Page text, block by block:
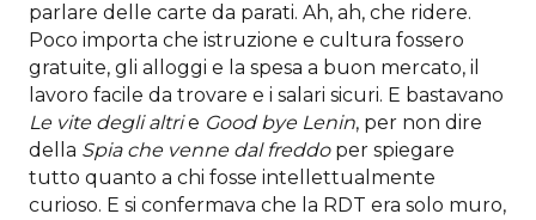
parlare delle carte da parati. Ah, ah, che ridere.
Poco importa che istruzione e cultura fossero
gratuite, gli alloggi e la spesa a buon mercato, il
lavoro facile da trovare e i salari sicuri. E bastavano
Le vite degli altrie Good bye Lenin, per non dire
della Spia che venne dal freddoper spiegare
tutto quanto a chi fosse intellettualmente
curioso. E si confermava che la RDT era solo muro,